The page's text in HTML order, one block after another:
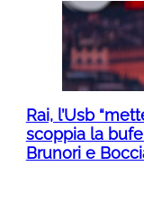
Rai, l’Usb
scoppia la
Brunori e